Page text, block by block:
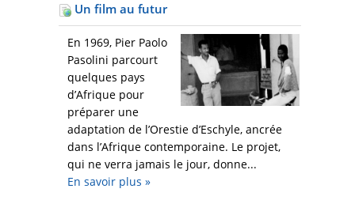
Un film au futur
En 1969, Pier Paolo
Pasolini parcourt
quelques pays
d’Afrique pour
préparer une
adaptation de l’Orestie d’Eschyle, ancrée
dans l’Afrique contemporaine. Le projet,
qui ne verra jamais le jour, donne...
En savoir plus »